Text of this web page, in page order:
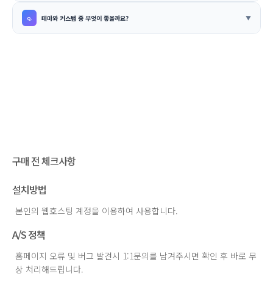
테마와 커스텀 중 무엇이 좋을까요?
구매 전 체크사항
설치방법
본인의 웹호스팅 계정을 이용하여 사용합니다.
A/S 정책
홈페이지 오류 및 버그 발견시 1:1문의를 남겨주시면 확인 후 바로 무
상 처리해드립니다.